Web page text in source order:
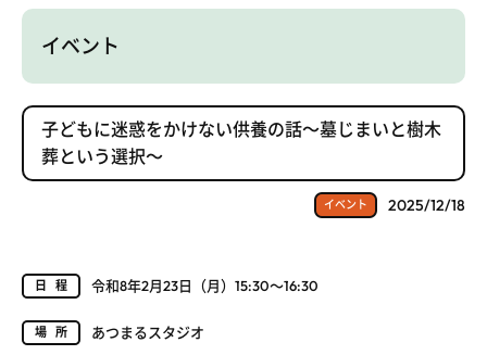
イベント
子どもに迷惑をかけない供養の話～墓じまいと樹木
葬という選択～
イベント 2025/12/18
日程 令和8年2月23日（月）15:30～16:30
場所 あつまるスタジオ